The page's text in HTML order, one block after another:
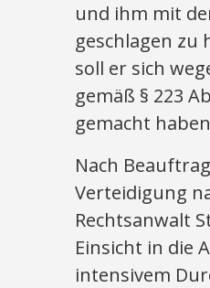
und ihm mit
geschlagen zu
soll er sich
gemäß § 223
gemacht
Nach
Verteidigung
Rechtsanwalt
Einsicht in die
intensivem